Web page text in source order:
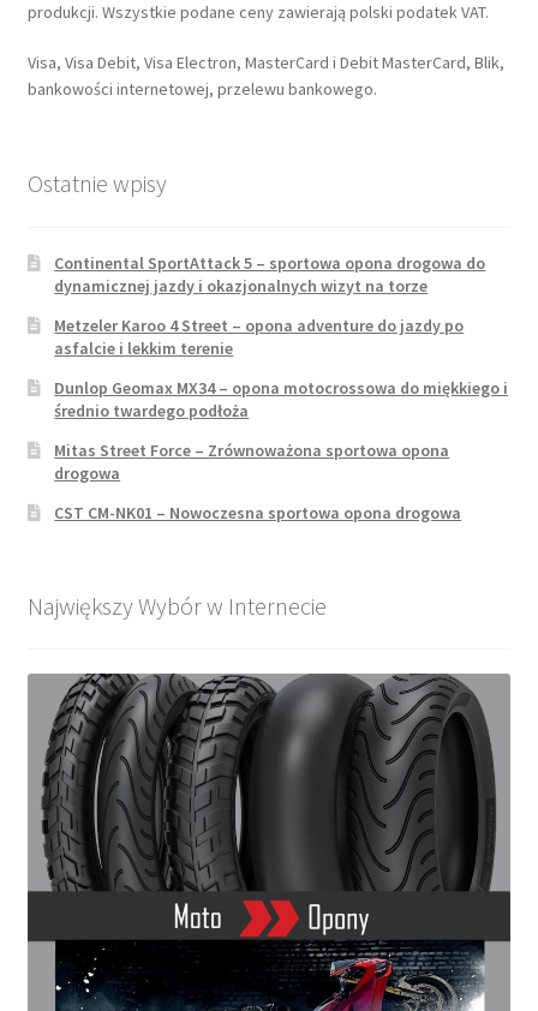
produkcji. Wszystkie podane ceny zawierają polski podatek VAT.
Visa, Visa Debit, Visa Electron, MasterCard i Debit MasterCard, Blik,
bankowości internetowej, przelewu bankowego.
Ostatnie wpisy
Continental SportAttack 5 – sportowa opona drogowa do
dynamicznej jazdy i okazjonalnych wizyt na torze
Metzeler Karoo 4 Street – opona adventure do jazdy po
asfalcie i lekkim terenie
Dunlop Geomax MX34 – opona motocrossowa do miękkiego i
średnio twardego podłoża
Mitas Street Force – Zrównoważona sportowa opona
drogowa
CST CM-NK01 – Nowoczesna sportowa opona drogowa
Największy Wybór w Internecie